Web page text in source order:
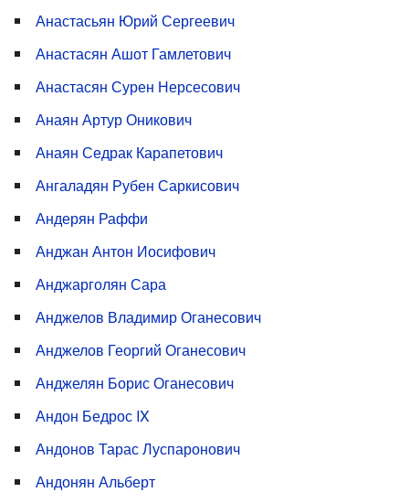
Анастасьян Юрий Сергеевич
Анастасян Ашот Гамлетович
Анастасян Сурен Нерсесович
Анаян Артур Оникович
Анаян Седрак Карапетович
Ангаладян Рубен Саркисович
Андерян Раффи
Анджан Антон Иосифович
Анджарголян Сара
Анджелов Владимир Оганесович
Анджелов Георгий Оганесович
Анджелян Борис Оганесович
Андон Бедрос IX
Андонов Тарас Луспаронович
Андонян Альберт